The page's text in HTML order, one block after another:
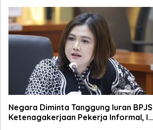
Negara Diminta Tanggung Iuran BPJS
Ketenagakerjaan Pekerja Informal, Ini